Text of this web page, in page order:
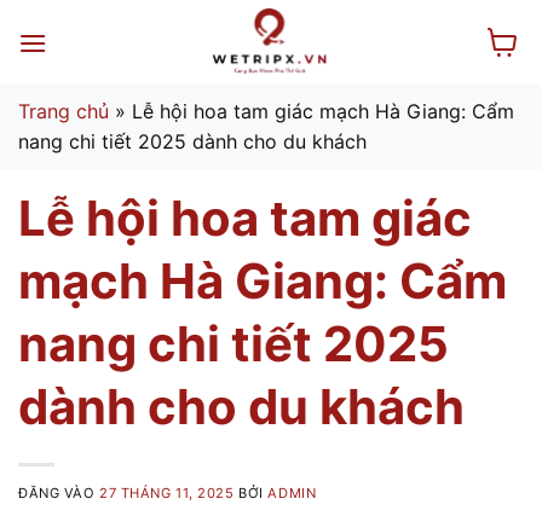
qua
dung
Trang chủ » Lễ hội hoa tam giác mạch Hà Giang: Cẩm
nang chi tiết 2025 dành cho du khách
Lễ hội hoa tam giác
mạch Hà Giang: Cẩm
nang chi tiết 2025
dành cho du khách
ĐĂNG VÀO27 THÁNG 11, 2025 BỞIADMIN